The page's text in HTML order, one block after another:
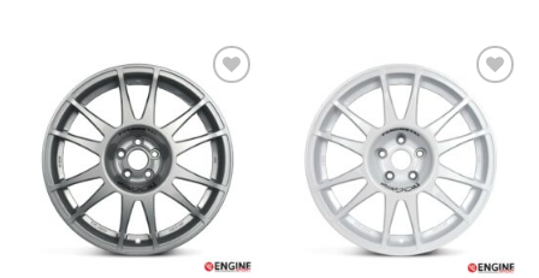
Aggiungi
alla lista
dei
desideri
Aggiungi
alla lista
dei
desideri